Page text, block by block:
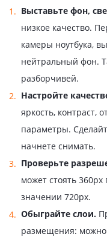
Выставьте фон,
низкое качество.
камеры ноутбука,
нейтральный фон.
разборчивей.
Настройте
яркость, контраст,
параметры.
начнете снимать.
Проверьте
может стоять
значении 720px.
Обыграйте слои.
размещения: можно